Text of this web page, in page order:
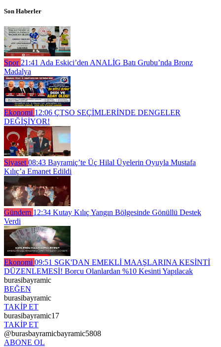
Son Haberler
Spor 21:41 Ada Eskici’den ANALİG Batı Grubu’nda Bronz
Madalya
Ekonomi 12:06 ÇTSO SEÇİMLERİNDE DENGELER
DEĞİŞİYOR!
Siyaset 08:43 Bayramiç’te Üç Hilal Üyelerin Oyuyla Mustafa
Kılıç’a Emanet Edildi
Gündem 12:34 Kutay Kılıç Yangın Bölgesinde Gönüllü Destek
Verdi
Ekonomi 09:51 SGK'DAN EMEKLİ MAAŞLARINA KESİNTİ
DÜZENLEMESİ! Borcu Olanlardan %10 Kesinti Yapılacak
burasibayramic
BEĞEN
burasibayramic
TAKİP ET
burasibayramic17
TAKİP ET
@burasbayramicbayramic5808
ABONE OL